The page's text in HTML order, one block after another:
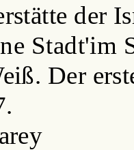
der
Stadt'im
Der